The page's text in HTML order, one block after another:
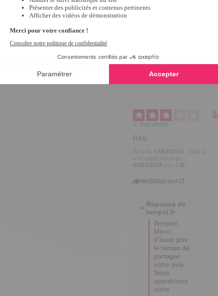
amélioration.
Edina
3
Avis vérifié
RAS.
14/04/2026
04/02/2026
J.M.
Utile(0)Signaler
Réponse de
tempsl.fr
Bonjour,
Merci
d'avoir pris
le temps de
partager
votre avis.
Nous
apprécions
votre